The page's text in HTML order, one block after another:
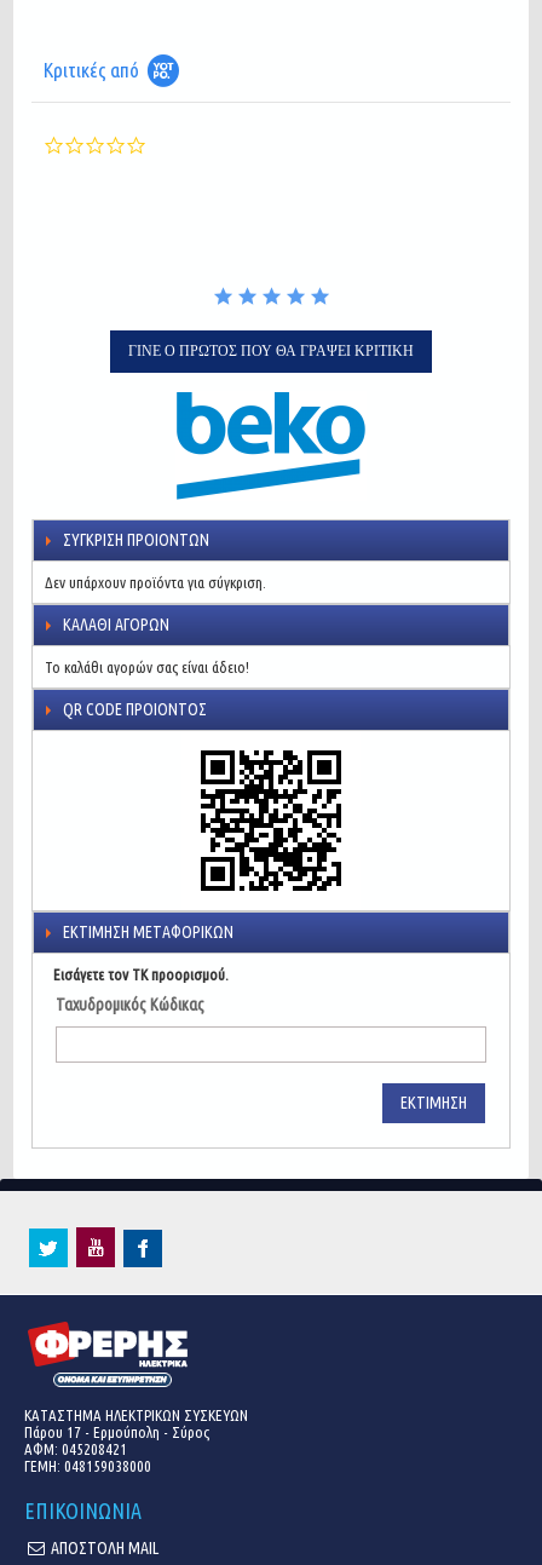
Κριτικές από
ΓΊΝΕ Ο ΠΡΏΤΟΣ ΠΟΥ ΘΑ ΓΡΆΨΕΙ ΚΡΙΤΙΚΉ
ΣΎΓΚΡΙΣΗ ΠΡΟΙΌΝΤΩΝ
Δεν υπάρχουν προϊόντα για σύγκριση.
ΚΑΛΆΘΙ ΑΓΟΡΏΝ
Το καλάθι αγορών σας είναι άδειο!
QR CODE ΠΡΟΙΌΝΤΟΣ
ΕΚΤΊΜΗΣΗ ΜΕΤΑΦΟΡΙΚΏΝ
Εισάγετε τον ΤΚ προορισμού.
Ταχυδρομικός Κώδικας
ΕΚΤΊΜΗΣΗ
ΚΑΤΑΣΤΗΜΑ ΗΛΕΚΤΡΙΚΩΝ ΣΥΣΚΕΥΩΝ
Πάρου 17 - Ερμούπολη - Σύρος
ΑΦΜ: 045208421
ΓΕΜΗ: 048159038000
ΕΠΙΚΟΙΝΩΝΙΑ
ΑΠΟΣΤΟΛΗ MAIL